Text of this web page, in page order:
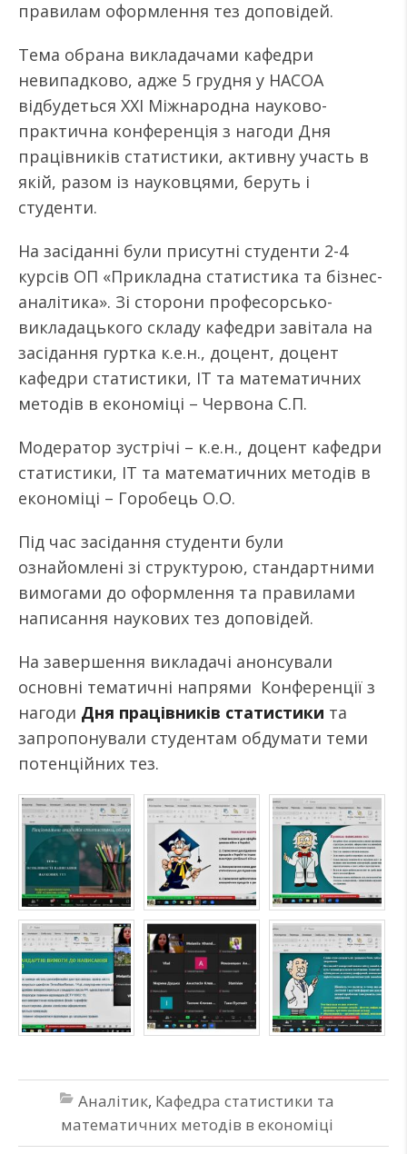
правилам оформлення тез доповідей.
Тема обрана викладачами кафедри
невипадково, адже 5 грудня у НАСОА
відбудеться XXI Міжнародна науково-
практична конференція з нагоди Дня
працівників статистики, активну участь в
якій, разом із науковцями, беруть і
студенти.
На засіданні були присутні студенти 2-4
курсів ОП «Прикладна статистика та бізнес-
аналітика». Зі сторони професорсько-
викладацького складу кафедри завітала на
засідання гуртка к.е.н., доцент, доцент
кафедри статистики, ІТ та математичних
методів в економіці – Червона С.П.
Модератор зустрічі – к.е.н., доцент кафедри
статистики, ІТ та математичних методів в
економіці – Горобець О.О.
Під час засідання студенти були
ознайомлені зі структурою, стандартними
вимогами до оформлення та правилами
написання наукових тез доповідей.
На завершення викладачі анонсували
основні тематичні напрями Конференції з
нагоди Дня працівників статистики та
запропонували студентам обдумати теми
потенційних тез.
Аналітик, Кафедра статистики та
математичних методів в економіці